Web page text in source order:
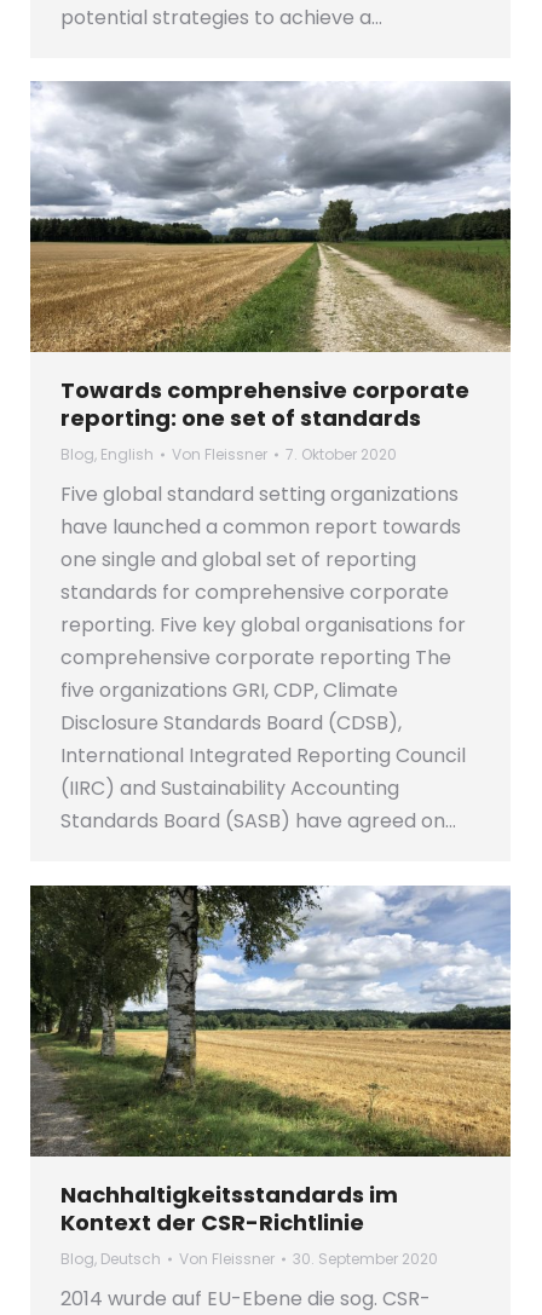
potential strategies to achieve a…
Towards comprehensive corporate
reporting: one set of standards
Blog, English Von Fleissner 7. Oktober 2020
Five global standard setting organizations
have launched a common report towards
one single and global set of reporting
standards for comprehensive corporate
reporting. Five key global organisations for
comprehensive corporate reporting The
five organizations GRI, CDP, Climate
Disclosure Standards Board (CDSB),
International Integrated Reporting Council
(IIRC) and Sustainability Accounting
Standards Board (SASB) have agreed on…
Nachhaltigkeitsstandards im
Kontext der CSR-Richtlinie
Blog, Deutsch Von Fleissner 30. September 2020
2014 wurde auf EU-Ebene die sog. CSR-